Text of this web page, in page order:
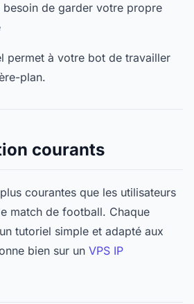
besoin de garder votre propre
permet à votre bot de travailler
plan.
courants
courantes que les utilisateurs
match de football. Chaque
tutoriel simple et adapté aux
bien sur un VPS IP